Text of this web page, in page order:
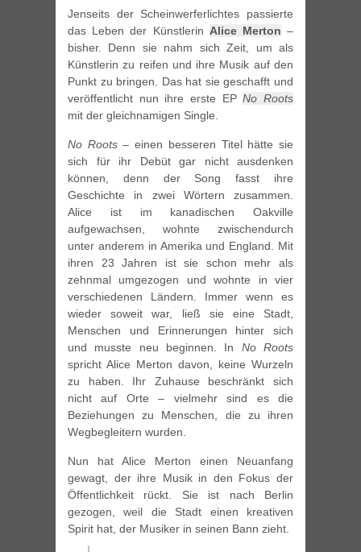
Jenseits der Scheinwerferlichtes passierte
das Leben der Künstlerin Alice Merton –
bisher. Denn sie nahm sich Zeit, um als
Künstlerin zu reifen und ihre Musik auf den
Punkt zu bringen. Das hat sie geschafft und
veröffentlicht nun ihre erste EPNo Roots
mit der gleichnamigen Single.
No Roots– einen besseren Titel hätte sie
sich für ihr Debüt gar nicht ausdenken
können, denn der Song fasst ihre
Geschichte in zwei Wörtern zusammen.
Alice ist im kanadischen Oakville
aufgewachsen, wohnte zwischendurch
unter anderem in Amerika und England. Mit
ihren 23 Jahren ist sie schon mehr als
zehnmal umgezogen und wohnte in vier
verschiedenen Ländern. Immer wenn es
wieder soweit war, ließ sie eine Stadt,
Menschen und Erinnerungen hinter sich
und musste neu beginnen. In No Roots
spricht Alice Merton davon, keine Wurzeln
zu haben. Ihr Zuhause beschränkt sich
nicht auf Orte – vielmehr sind es die
Beziehungen zu Menschen, die zu ihren
Wegbegleitern wurden.
Nun hat Alice Merton einen Neuanfang
gewagt, der ihre Musik in den Fokus der
Öffentlichkeit rückt. Sie ist nach Berlin
gezogen, weil die Stadt einen kreativen
Spirit hat, der Musiker in seinen Bann zieht.